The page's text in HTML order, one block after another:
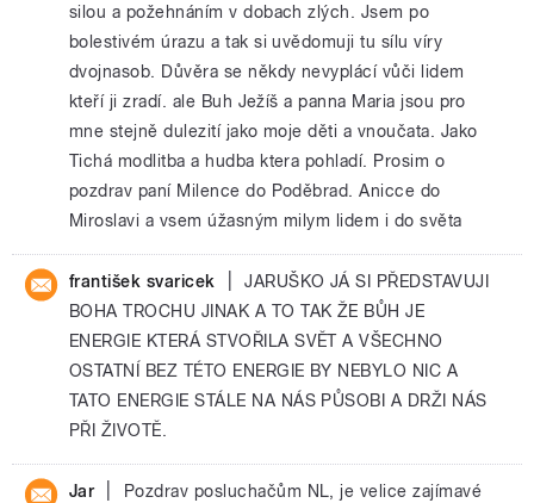
silou a požehnáním v dobach zlých. Jsem po
bolestivém úrazu a tak si uvědomuji tu sílu víry
dvojnasob. Důvěra se někdy nevyplácí vůči lidem
kteří ji zradí. ale Buh Ježíš a panna Maria jsou pro
mne stejně dulezití jako moje děti a vnoučata. Jako
Tichá modlitba a hudba ktera pohladí. Prosim o
pozdrav paní Milence do Poděbrad. Anicce do
Miroslavi a vsem úžasným milym lidem i do světa
františek svaricek
JARUŠKO JÁ SI PŘEDSTAVUJI
BOHA TROCHU JINAK A TO TAK ŽE BŮH JE
ENERGIE KTERÁ STVOŘILA SVĚT A VŠECHNO
OSTATNÍ BEZ TÉTO ENERGIE BY NEBYLO NIC A
TATO ENERGIE STÁLE NA NÁS PŮSOBI A DRŽI NÁS
PŘI ŽIVOTĚ.
Jar
Pozdrav posluchačům NL, je velice zajímavé